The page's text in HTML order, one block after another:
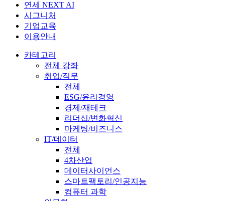
연세 NEXT AI
시그니처
기업교육
이용안내
카테고리
전체 강좌
취업/직무
전체
ESG/윤리경영
경제/재테크
리더십/변화혁신
마케팅/비즈니스
IT/데이터
전체
4차산업
데이터사이언스
스마트팩토리/인공지능
컴퓨터 과학